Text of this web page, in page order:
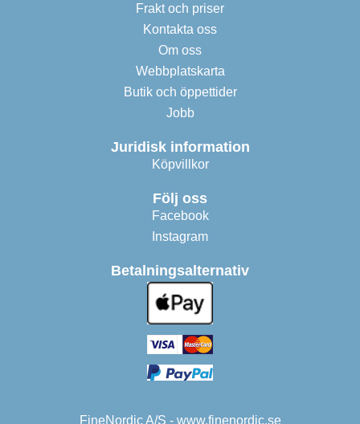
Frakt och priser
Kontakta oss
Om oss
Webbplatskarta
Butik och öppettider
Jobb
Juridisk information
Köpvillkor
Följ oss
Facebook
Instagram
Betalningsalternativ
FineNordic A/S - www.finenordic.se